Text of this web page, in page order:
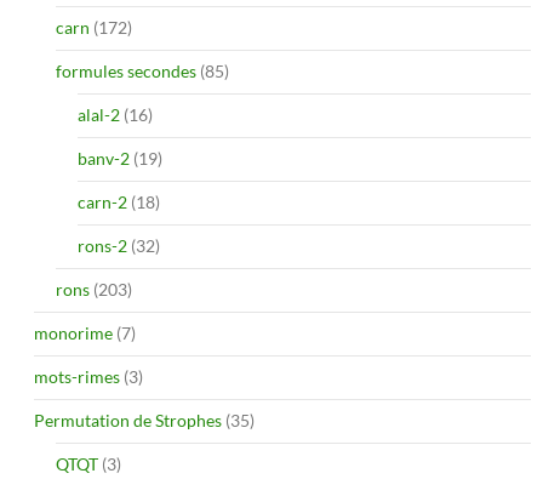
carn (172)
formules secondes (85)
alal-2 (16)
banv-2 (19)
carn-2 (18)
rons-2 (32)
rons (203)
monorime (7)
mots-rimes (3)
Permutation de Strophes (35)
QTQT (3)